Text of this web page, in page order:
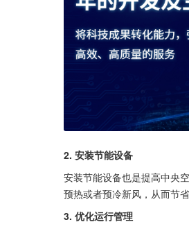
2. 安装节能设备
安装节能设备也是提高中央
预热或者预冷新风，从而节
3. 优化运行管理